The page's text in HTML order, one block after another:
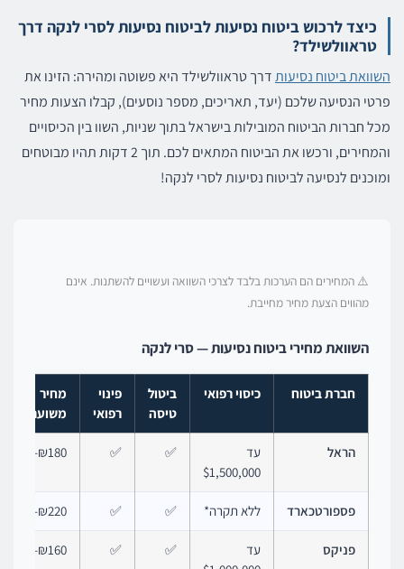
כיצד לרכוש ביטוח נסיעות לביטוח נסיעות לסרי לנקה דרך
טראוולשילד?
השוואת ביטוח נסיעותדרך טראוולשילד היא פשוטה ומהירה: הזינו את
פרטי הנסיעה שלכם (יעד, תאריכים, מספר נוסעים), קבלו הצעות מחיר
מכל חברות הביטוח המובילות בישראל בתוך שניות, השוו בין הכיסויים
והמחירים, ורכשו את הביטוח המתאים לכם. תוך 2 דקות תהיו מבוטחים
ומוכנים לנסיעה לביטוח נסיעות לסרי לנקה!
⚠️ המחירים הם הערכות בלבד לצרכי השוואה ועשויים להשתנות. אינם
מהווים הצעת מחיר מחייבת.
השוואת מחירי ביטוח נסיעות — סרי לנקה
חברת ביטוח כיסוי רפואי
ביטול
טיסה
פינוי
רפואי
מחיר
משוער/
הראל
עד
$1,500,000
✅
✅
₪180–320
פספורטכארד ללא תקרה* ✅
✅
₪220–400
פניקס
עד
✅
✅
₪160–280